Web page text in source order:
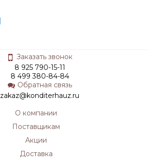
Заказать звонок
8 925 790-15-11
8 499 380-84-84
Обратная связь
zakaz@konditerhauz.ru
О компании
Поставщикам
Акции
Доставка